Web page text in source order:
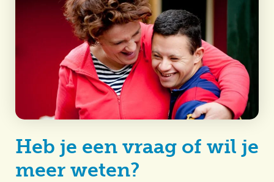
Heb je een vraag of wil je
meer weten?